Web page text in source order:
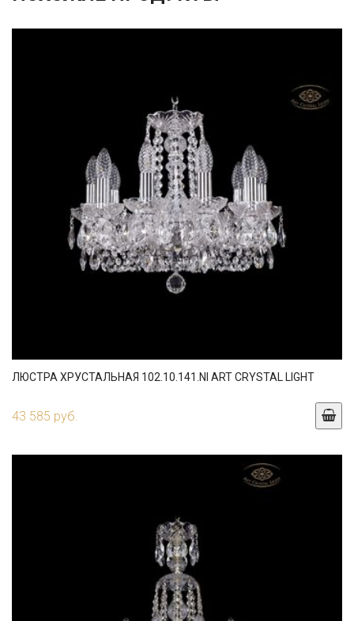
ЛЮСТРА ХРУСТАЛЬНАЯ 102.10.141.NI ART CRYSTAL LIGHT
43 585 руб.